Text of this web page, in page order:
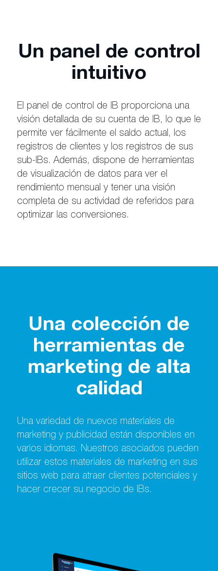
Un panel de control
intuitivo
El panel de control de IB proporciona una
visión detallada de su cuenta de IB, lo que le
permite ver fácilmente el saldo actual, los
registros de clientes y los registros de sus
sub-IBs. Además, dispone de herramientas
de visualización de datos para ver el
rendimiento mensual y tener una visión
completa de su actividad de referidos para
optimizar las conversiones.
Una colección de
herramientas de
marketing de alta
calidad
Una variedad de nuevos materiales de
marketing y publicidad están disponibles en
varios idiomas. Nuestros asociados pueden
utilizar estos materiales de marketing en sus
sitios web para atraer clientes potenciales y
hacer crecer su negocio de IBs.